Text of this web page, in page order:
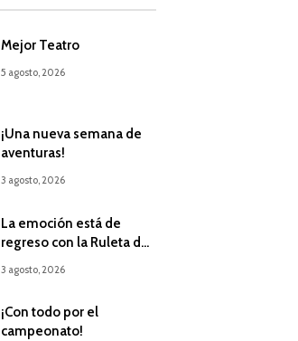
Mejor Teatro
5 agosto, 2026
¡Una nueva semana de
aventuras!
3 agosto, 2026
La emoción está de
regreso con la Ruleta de
3 agosto, 2026
¡Con todo por el
campeonato!